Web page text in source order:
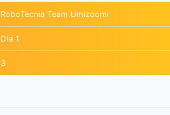
RoboTecnia Team Umizoomi
Día 1
3